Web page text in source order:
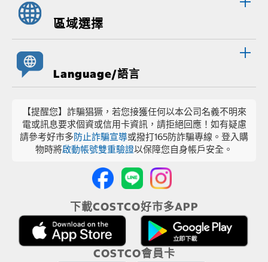
區域選擇
Language/語言
【提醒您】詐騙猖獗，若您接獲任何以本公司名義不明來
電或訊息要求個資或信用卡資訊，請拒絕回應！如有疑慮
請參考好市多防止詐騙宣導或撥打165防詐騙專線。登入購
物時將啟動帳號雙重驗證以保障您自身帳戶安全。
下載COSTCO好市多APP
COSTCO會員卡